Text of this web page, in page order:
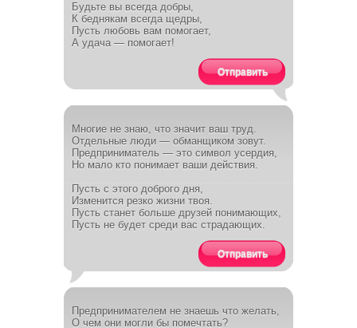
Будьте вы всегда добры,
К беднякам всегда щедры,
Пусть любовь вам помогает,
А удача — помогает!
Отправить
Многие не знаю, что значит ваш труд.
Отдельные люди — обманщиком зовут.
Предприниматель — это символ усердия,
Но мало кто понимает ваши действия.
Пусть с этого доброго дня,
Изменится резко жизни твоя.
Пусть станет больше друзей понимающих,
Пусть не будет среди вас страдающих.
Отправить
Предпринимателем не знаешь что желать,
О чем они могли бы помечтать?